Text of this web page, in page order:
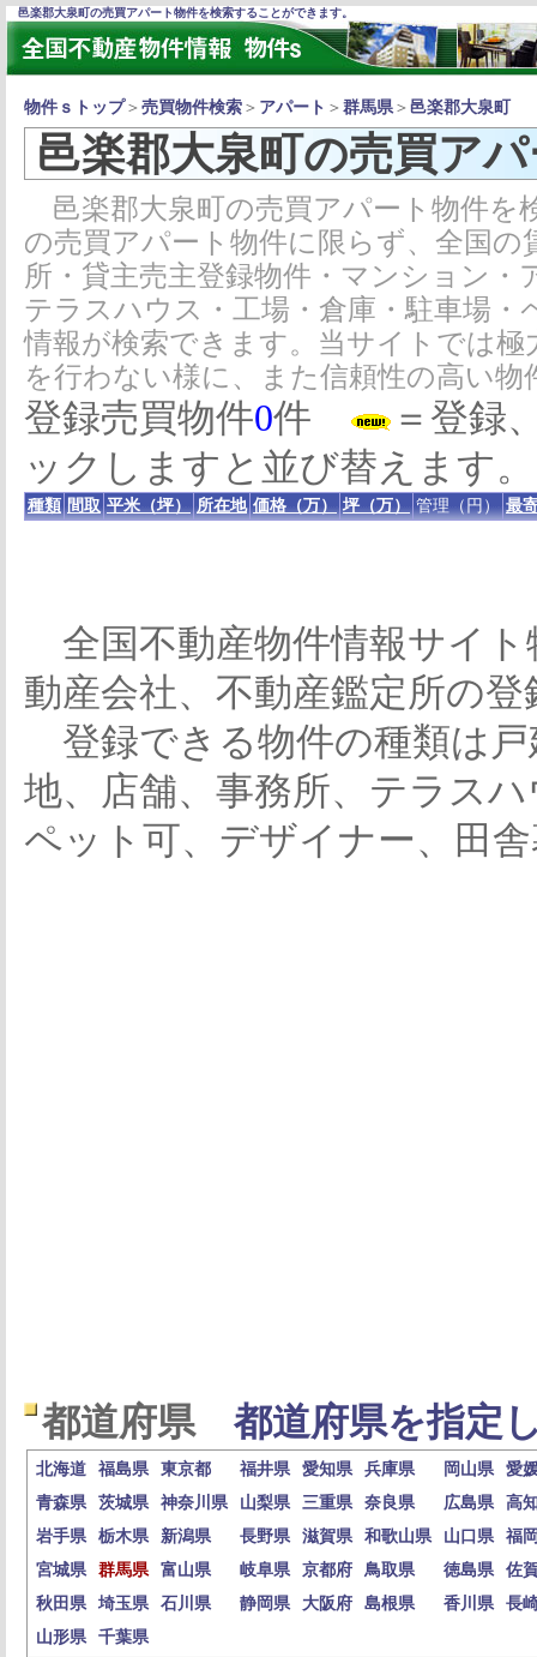
邑楽郡大泉町の売買アパート物件を検索することができます。
物件ｓトップ＞ 売買物件検索 ＞ アパート ＞ 群馬県＞ 邑楽郡大泉町
邑楽郡大泉町の売買ア
邑楽郡大泉町の売買アパート物件を
の売買アパート物件に限らず、全国の
所・貸主売主登録物件・マンション・
テラスハウス・工場・倉庫・駐車場
情報が検索できます。当サイトでは
を行わない様に、また信頼性の高い
登録売買物件0件
＝登録
ックしますと並び替えます。
種類 間取 平米（坪） 所在地 価格（万） 坪（万） 管理（円） 最
全国不動産物件情報サイト
動産会社、不動産鑑定所の
登録できる物件の種類は
地、店舗、事務所、テラス
ペット可、デザイナー、田
都道府県 都道府県を指定
北海道 福島県 東京都 福井県 愛知県 兵庫県 岡山県
愛
青森県
茨城県 神奈川県 山梨県 三重県 奈良県 広島県
高
岩手県
栃木県 新潟県 長野県 滋賀県 和歌山県 山口県
福
宮城県
群馬県 富山県 岐阜県 京都府 鳥取県 徳島県
佐
秋田県
埼玉県 石川県 静岡県 大阪府 島根県 香川県
長
山形県
千葉県